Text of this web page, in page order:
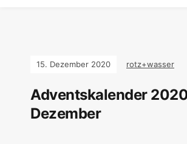
15. Dezember 2020 rotz+wasser
Adventskalender 2020
Dezember